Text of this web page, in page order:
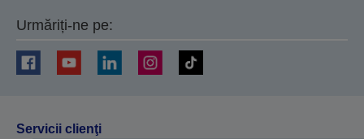
Urmăriți-ne pe:
Servicii clienţi